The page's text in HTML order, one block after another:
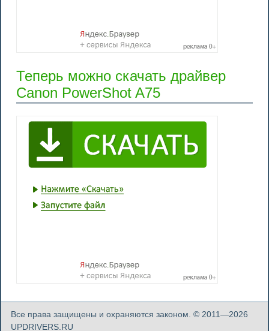
Теперь можно скачать драйвер
Canon PowerShot A75
Все права защищены и охраняются законом. © 2011—2026
UPDRIVERS.RU